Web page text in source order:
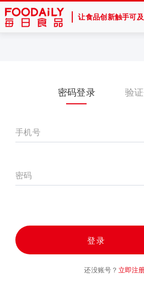
让食品创新触手可及
密码登录 验
手机号
密码
登录
还没账号？ 立即注